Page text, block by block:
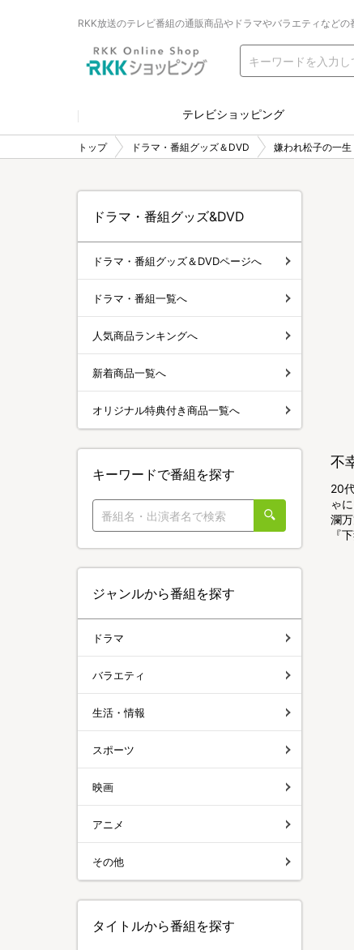
RKK放送のテレビ番組の通販商品やドラマやバラエティなどの
テレビショッピング
トップ ドラマ・番組グッズ＆DVD 嫌われ松子の一生
不
20
ゃ
瀾
『
ドラマ・番組グッズ&DVD
ドラマ・番組グッズ＆DVDページへ
ドラマ・番組一覧へ
人気商品ランキングへ
新着商品一覧へ
オリジナル特典付き商品一覧へ
キーワードで番組を探す
ジャンルから番組を探す
ドラマ
バラエティ
生活・情報
スポーツ
映画
アニメ
その他
タイトルから番組を探す